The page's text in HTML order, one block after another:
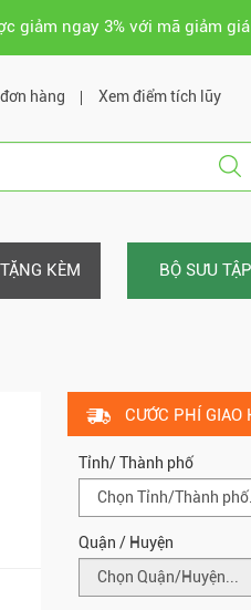
giảm ngay 3% với mã giảm giá
hàng Xem điểm tích lũy
KÈM BỘ SƯU TẬP
CƯỚC PHÍ GIAO
Tỉnh/ Thành phố
Quận / Huyện